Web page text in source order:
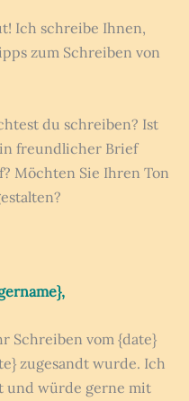
Ich schreibe Ihnen,
zum Schreiben von
du schreiben? Ist
freundlicher Brief
Möchten Sie Ihren Ton
Schreiben vom {date}
zugesandt wurde. Ich
und würde gerne mit